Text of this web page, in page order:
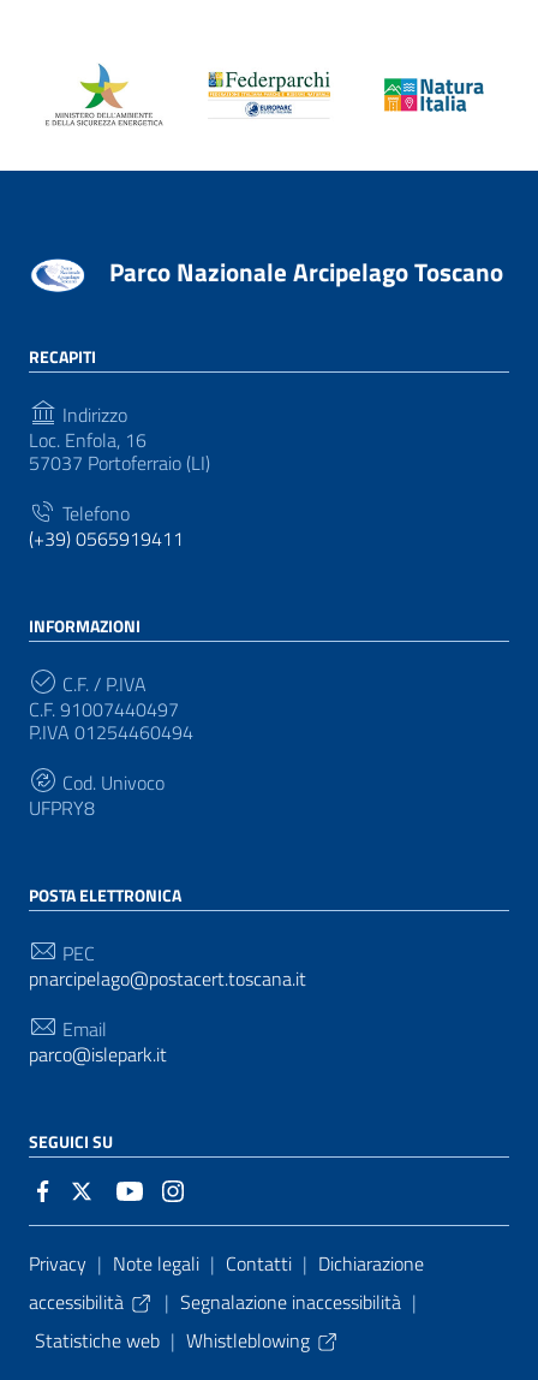
Parco Nazionale Arcipelago Toscano
RECAPITI
Indirizzo
Loc. Enfola, 16
57037 Portoferraio (LI)
Telefono
(+39) 0565919411
INFORMAZIONI
C.F. / P.IVA
C.F. 91007440497
P.IVA 01254460494
Cod. Univoco
UFPRY8
POSTA ELETTRONICA
PEC
pnarcipelago@postacert.toscana.it
Email
parco@islepark.it
SEGUICI SU
Sezione Link Utili
Privacy | Note legali | Contatti | Dichiarazione
accessibilità
| Segnalazione inaccessibilità |
Statistiche web | Whistleblowing